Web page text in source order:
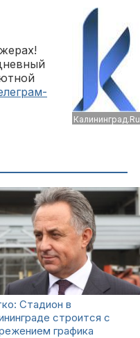
Калининград.Ru
Стадион в
строится с
графика